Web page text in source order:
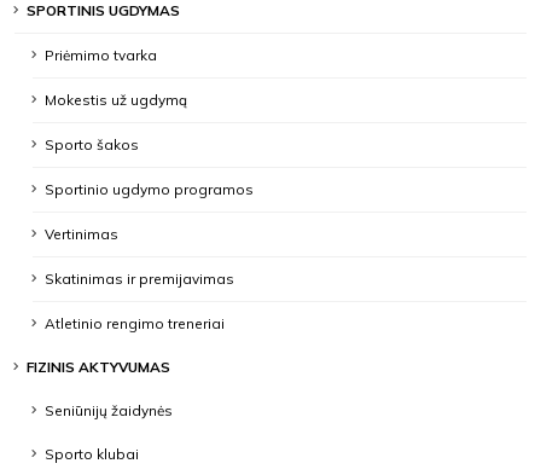
SPORTINIS UGDYMAS
Priėmimo tvarka
Mokestis už ugdymą
Sporto šakos
Sportinio ugdymo programos
Vertinimas
Skatinimas ir premijavimas
Atletinio rengimo treneriai
FIZINIS AKTYVUMAS
Seniūnijų žaidynės
Sporto klubai